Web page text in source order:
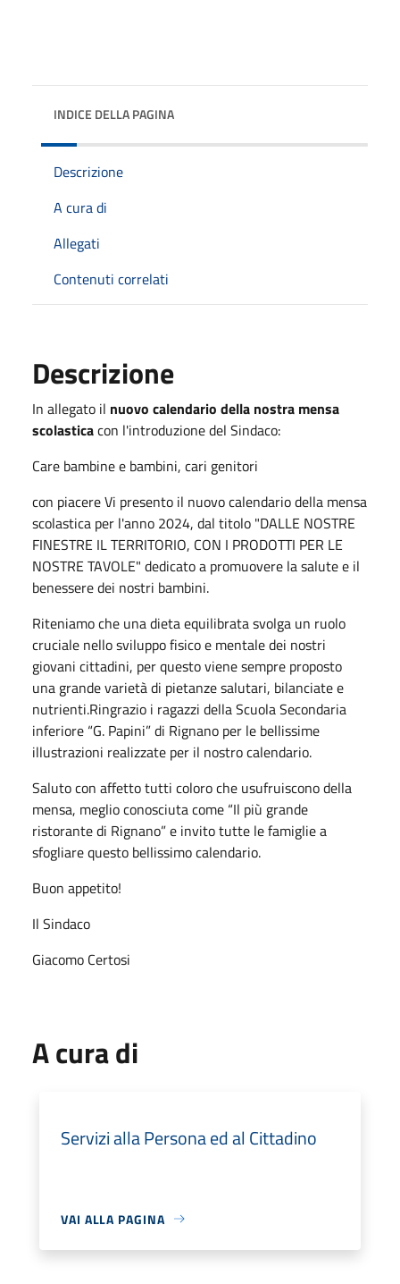
INDICE DELLA PAGINA
Descrizione
A cura di
Allegati
Contenuti correlati
Descrizione
In allegato il nuovo calendario della nostra mensa
scolasticacon l'introduzione del Sindaco:
Care bambine e bambini, cari genitori
con piacere Vi presento il nuovo calendario della mensa
scolastica per l'anno 2024, dal titolo "DALLE NOSTRE
FINESTRE IL TERRITORIO, CON I PRODOTTI PER LE
NOSTRE TAVOLE" dedicato a promuovere la salute e il
benessere dei nostri bambini.
Riteniamo che una dieta equilibrata svolga un ruolo
cruciale nello sviluppo fisico e mentale dei nostri
giovani cittadini, per questo viene sempre proposto
una grande varietà di pietanze salutari, bilanciate e
nutrienti.Ringrazio i ragazzi della Scuola Secondaria
inferiore “G. Papini” di Rignano per le bellissime
illustrazioni realizzate per il nostro calendario.
Saluto con affetto tutti coloro che usufruiscono della
mensa, meglio conosciuta come “Il più grande
ristorante di Rignano” e invito tutte le famiglie a
sfogliare questo bellissimo calendario.
Buon appetito!
Il Sindaco
Giacomo Certosi
A cura di
Servizi alla Persona ed al Cittadino
VAI ALLA PAGINA